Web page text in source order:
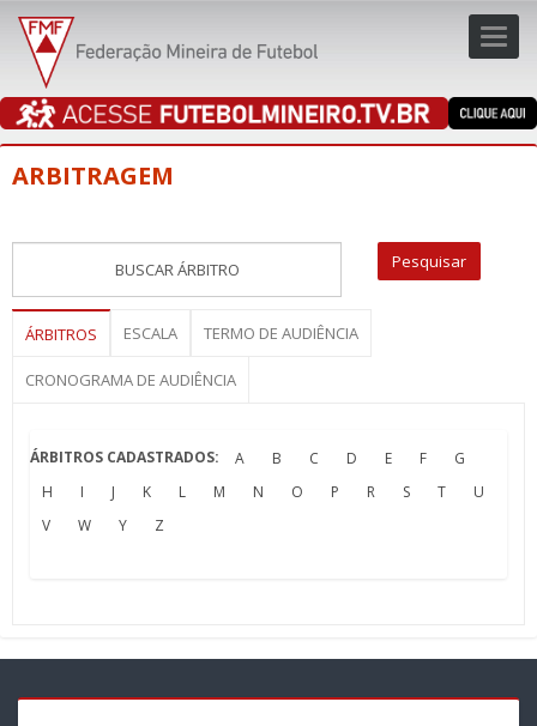
ARBITRAGEM
ÁRBITROS ESCALA TERMO DE AUDIÊNCIA
CRONOGRAMA DE AUDIÊNCIA
ÁRBITROS CADASTRADOS: A B C D E F
G
H
I J K L M N O P R S T
U
V
W Y Z